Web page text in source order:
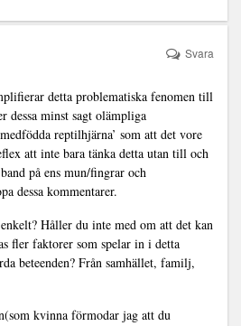
detta problematiska fenomen till
dessa minst sagt olämpliga
reptilhjärna’ som att det vore
att inte bara tänka detta utan till och
på ens mun/fingrar och
dessa kommentarer.
Håller du inte med om att det kan
fler faktorer som spelar in i detta
beteenden? Från samhället, familj,
kvinna förmodar jag att du
Svara